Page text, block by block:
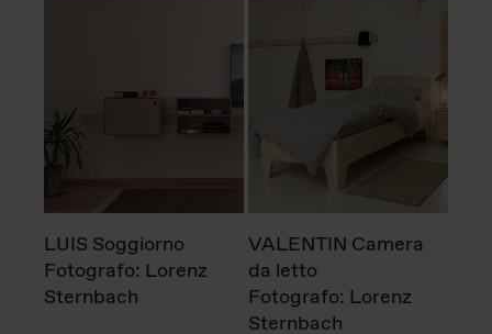
LUIS Soggiorno
Fotografo: Lorenz
Sternbach
VALENTIN Camera
da letto
Fotografo: Lorenz
Sternbach